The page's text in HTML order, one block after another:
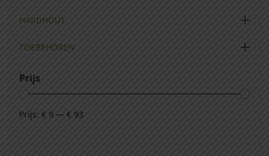
HARDHOUT
TOEBEHOREN
Prijs
Prijs: € 9 — € 93